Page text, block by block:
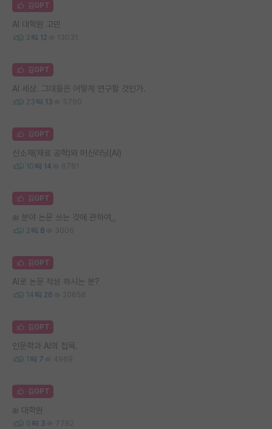
김GPT
AI 대학원 고민
2 12 13031
김GPT
AI 세상. 그대들은 어떻게 연구할 것인가.
23 13 5790
김GPT
신소재(재료 공학)와 머신러닝(AI)
10 14 6781
김GPT
ai 분야 논문 쓰는 것에 관하여,,
2 8 3006
김GPT
AI로 논문 작성 하시는 분?
14 26 20658
김GPT
인문학과 AI의 접목.
1 7 4969
김GPT
ai 대학원
0 3 7782